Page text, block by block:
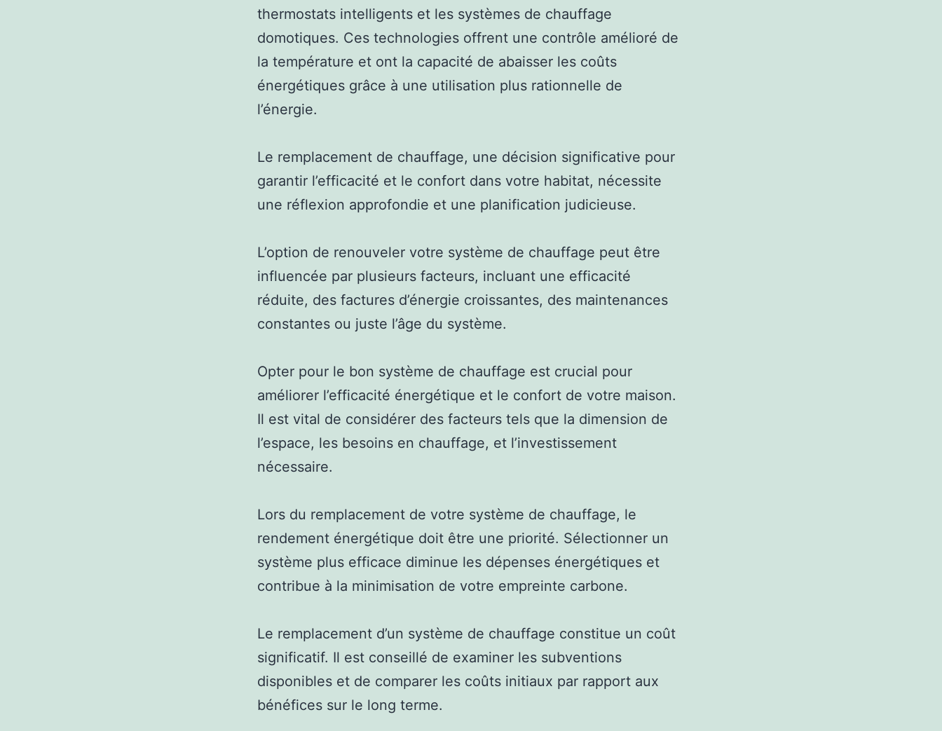
thermostats intelligents et les systèmes de chauffage
domotiques. Ces technologies offrent une contrôle amélioré de
la température et ont la capacité de abaisser les coûts
énergétiques grâce à une utilisation plus rationnelle de
l’énergie.
Le remplacement de chauffage, une décision significative pour
garantir l’efficacité et le confort dans votre habitat, nécessite
une réflexion approfondie et une planification judicieuse.
L’option de renouveler votre système de chauffage peut être
influencée par plusieurs facteurs, incluant une efficacité
réduite, des factures d’énergie croissantes, des maintenances
constantes ou juste l’âge du système.
Opter pour le bon système de chauffage est crucial pour
améliorer l’efficacité énergétique et le confort de votre maison.
Il est vital de considérer des facteurs tels que la dimension de
l’espace, les besoins en chauffage, et l’investissement
nécessaire.
Lors du remplacement de votre système de chauffage, le
rendement énergétique doit être une priorité. Sélectionner un
système plus efficace diminue les dépenses énergétiques et
contribue à la minimisation de votre empreinte carbone.
Le remplacement d’un système de chauffage constitue un coût
significatif. Il est conseillé de examiner les subventions
disponibles et de comparer les coûts initiaux par rapport aux
bénéfices sur le long terme.